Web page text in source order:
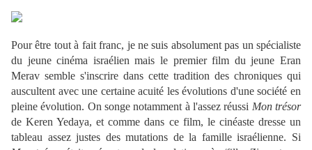
Pour être tout à fait franc, je ne suis absolument pas un spécialiste
du jeune cinéma israélien mais le premier film du jeune Eran
Merav semble s'inscrire dans cette tradition des chroniques qui
auscultent avec une certaine acuité les évolutions d'une société en
pleine évolution. On songe notamment à l'assez réussi Mon trésor
de Keren Yedaya, et comme dans ce film, le cinéaste dresse un
tableau assez justes des mutations de la famille israélienne. Si